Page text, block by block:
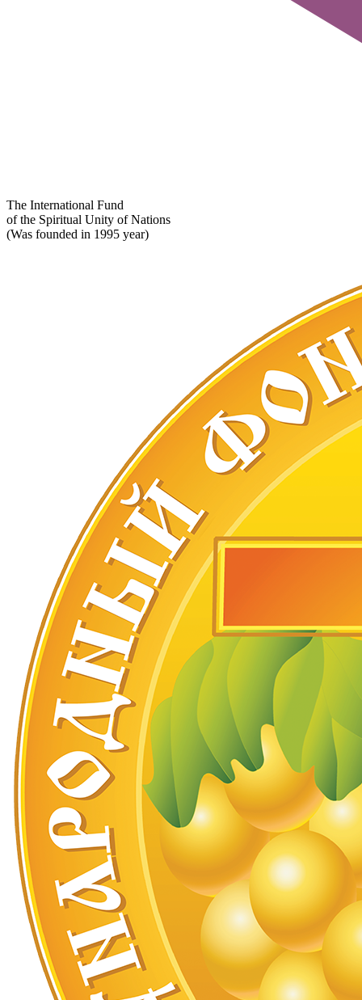
The International Fund
of the Spiritual Unity of Nations
(Was founded in 1995 year)